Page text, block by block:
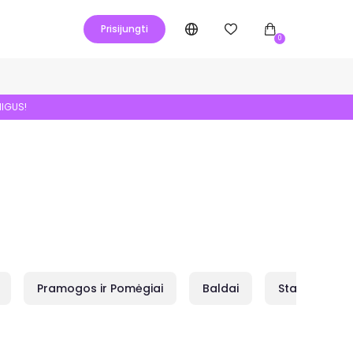
Prisijungti
0
Pramogos ir Pomėgiai Baldai Statybai